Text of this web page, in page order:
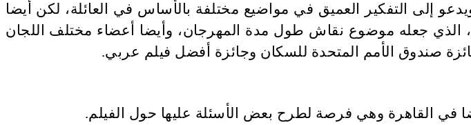
إلى التفكير العميق في مواضيع مختلفة بالأساس في العائلة، لكن أيضا
الذي جعله موضوع نقاش طول مدة المهرجان، وأيضا أعضاء مختلف اللجان
صندوق الأمم المتحدة للسكان وجائزة أفضل فيلم عربي.
في القاهرة وهي فرصة لطرح بعض الأسئلة عليها حول الفيلم.